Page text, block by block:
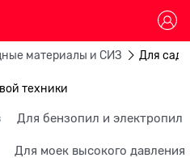
материалы и СИЗ Для
техники
Для бензопил и электропил
Для моек высокого давления